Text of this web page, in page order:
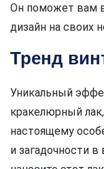
Он поможет вам
дизайн на своих
Тренд
Уникальный
кракелюрный
настоящему
и загадочности